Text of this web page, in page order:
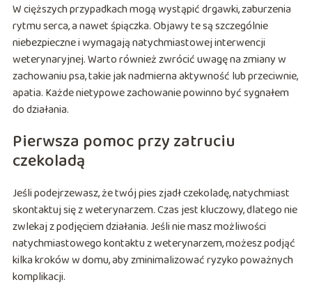
W cięższych przypadkach mogą wystąpić drgawki, zaburzenia
rytmu serca, a nawet śpiączka. Objawy te są szczególnie
niebezpieczne i wymagają natychmiastowej interwencji
weterynaryjnej. Warto również zwrócić uwagę na zmiany w
zachowaniu psa, takie jak nadmierna aktywność lub przeciwnie,
apatia. Każde nietypowe zachowanie powinno być sygnałem
do działania.
Pierwsza pomoc przy zatruciu
czekoladą
Jeśli podejrzewasz, że twój pies zjadł czekoladę, natychmiast
skontaktuj się z weterynarzem. Czas jest kluczowy, dlatego nie
zwlekaj z podjęciem działania. Jeśli nie masz możliwości
natychmiastowego kontaktu z weterynarzem, możesz podjąć
kilka kroków w domu, aby zminimalizować ryzyko poważnych
komplikacji.